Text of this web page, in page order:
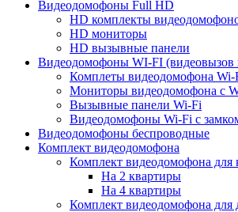
Видеодомофоны Full HD
HD комплекты
HD мониторы
HD вызывные панели
Видеодомофоны WI-FI (видеовызов
Комплеты видеодомофона Wi-
Мониторы видеодомофона с
Вызывные панели Wi-Fi
Видеодомофоны Wi-Fi с
Видеодомофоны беспроводные
Комплект видеодомофона
Комплект видеодомофона для
На 2 квартиры
На 4 квартиры
Комплект видеодомофона для